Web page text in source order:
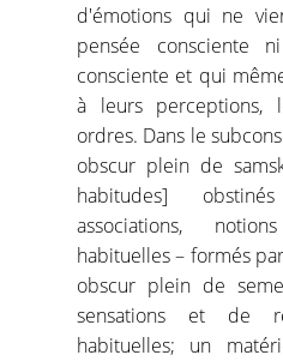
d'émotions qui ne
pensée consciente
consciente et qui
à leurs perceptions,
ordres. Dans le
obscur plein de
habitudes]
associations,
habituelles – formés
obscur plein de
sensations et de
habituelles; un